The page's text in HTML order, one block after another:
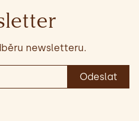
newsletteru.